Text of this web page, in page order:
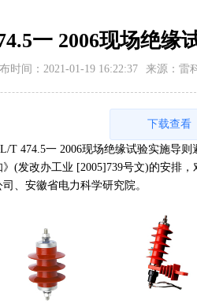
一 2006现场绝缘
时间：2021-01-19 16:22:37 来源：雷
下载查看
474.5一 2006现场绝缘试验实施导则
(发改办工业 [2005]739号文)的安排
、安徽省电力科学研究院。